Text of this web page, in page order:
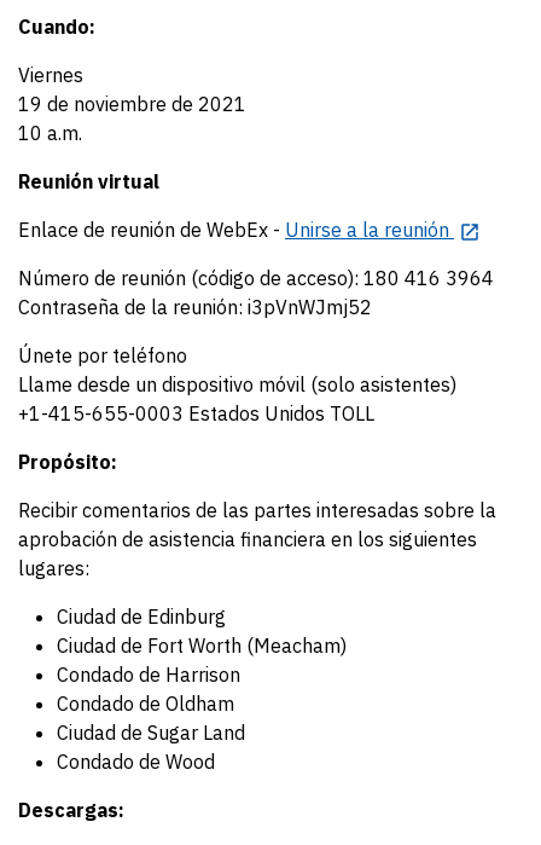
Cuando:
Viernes
19 de noviembre de 2021
10 a.m.
Reunión virtual
Enlace de reunión de WebEx - Unirse a la reunión
Número de reunión (código de acceso): 180 416 3964
Contraseña de la reunión: i3pVnWJmj52
Únete por teléfono
Llame desde un dispositivo móvil (solo asistentes)
+1-415-655-0003 Estados Unidos TOLL
Propósito:
Recibir comentarios de las partes interesadas sobre la
aprobación de asistencia financiera en los siguientes
lugares:
Ciudad de Edinburg
Ciudad de Fort Worth (Meacham)
Condado de Harrison
Condado de Oldham
Ciudad de Sugar Land
Condado de Wood
Descargas: